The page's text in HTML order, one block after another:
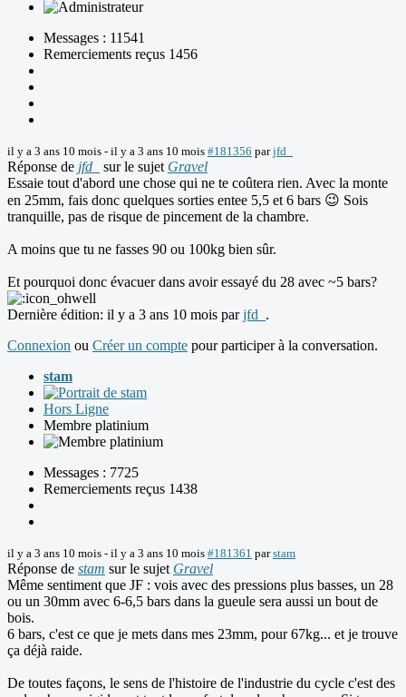
Messages : 11541
Remerciements reçus 1456
il y a 3 ans 10 mois - il y a 3 ans 10 mois #181356 parjfd_
Réponse de jfd_ sur le sujet Gravel
Essaie tout d'abord une chose qui ne te coûtera rien. Avec la monte
en 25mm, fais donc quelques sorties entee 5,5 et 6 bars 😉 Sois
tranquille, pas de risque de pincement de la chambre.
A moins que tu ne fasses 90 ou 100kg bien sûr.
Et pourquoi donc évacuer dans avoir essayé du 28 avec ~5 bars?
Dernière édition: il y a 3 ans 10 mois parjfd_ .
Connexion ou Créer un compte pour participer à la conversation.
stam
Hors Ligne
Membre platinium
Messages : 7725
Remerciements reçus 1438
il y a 3 ans 10 mois - il y a 3 ans 10 mois #181361 parstam
Réponse de stam sur le sujet Gravel
Même sentiment que JF : vois avec des pressions plus basses, un 28
ou un 30mm avec 6-6,5 bars dans la gueule sera aussi un bout de
bois.
6 bars, c'est ce que je mets dans mes 23mm, pour 67kg... et je trouve
ça déjà raide.
De toutes façons, le sens de l'histoire de l'industrie du cycle c'est des